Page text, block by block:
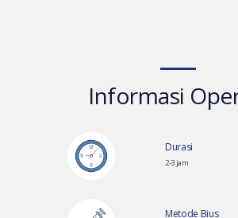
Informasi
Durasi
2-3 jam
Metode Bius